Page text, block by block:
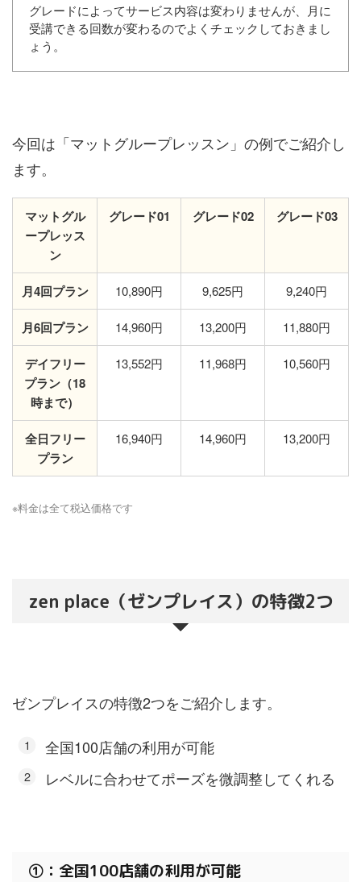
グレードによってサービス内容は変わりませんが、月に
受講できる回数が変わるのでよくチェックしておきまし
ょう。
今回は「マットグループレッスン」の例でご紹介し
ます。
マットグル
ープレッス
ン
グレード01 グレード02 グレード03
月4回プラン 10,890円 9,625円 9,240円
月6回プラン 14,960円 13,200円 11,880円
デイフリー
プラン（18
時まで）
13,552円 11,968円 10,560円
全日フリー
プラン
16,940円 14,960円 13,200円
※料金は全て税込価格です
zen place（ゼンプレイス）の特徴2つ
ゼンプレイスの特徴2つをご紹介します。
全国100店舗の利用が可能
レベルに合わせてポーズを微調整してくれる
①：全国100店舗の利用が可能